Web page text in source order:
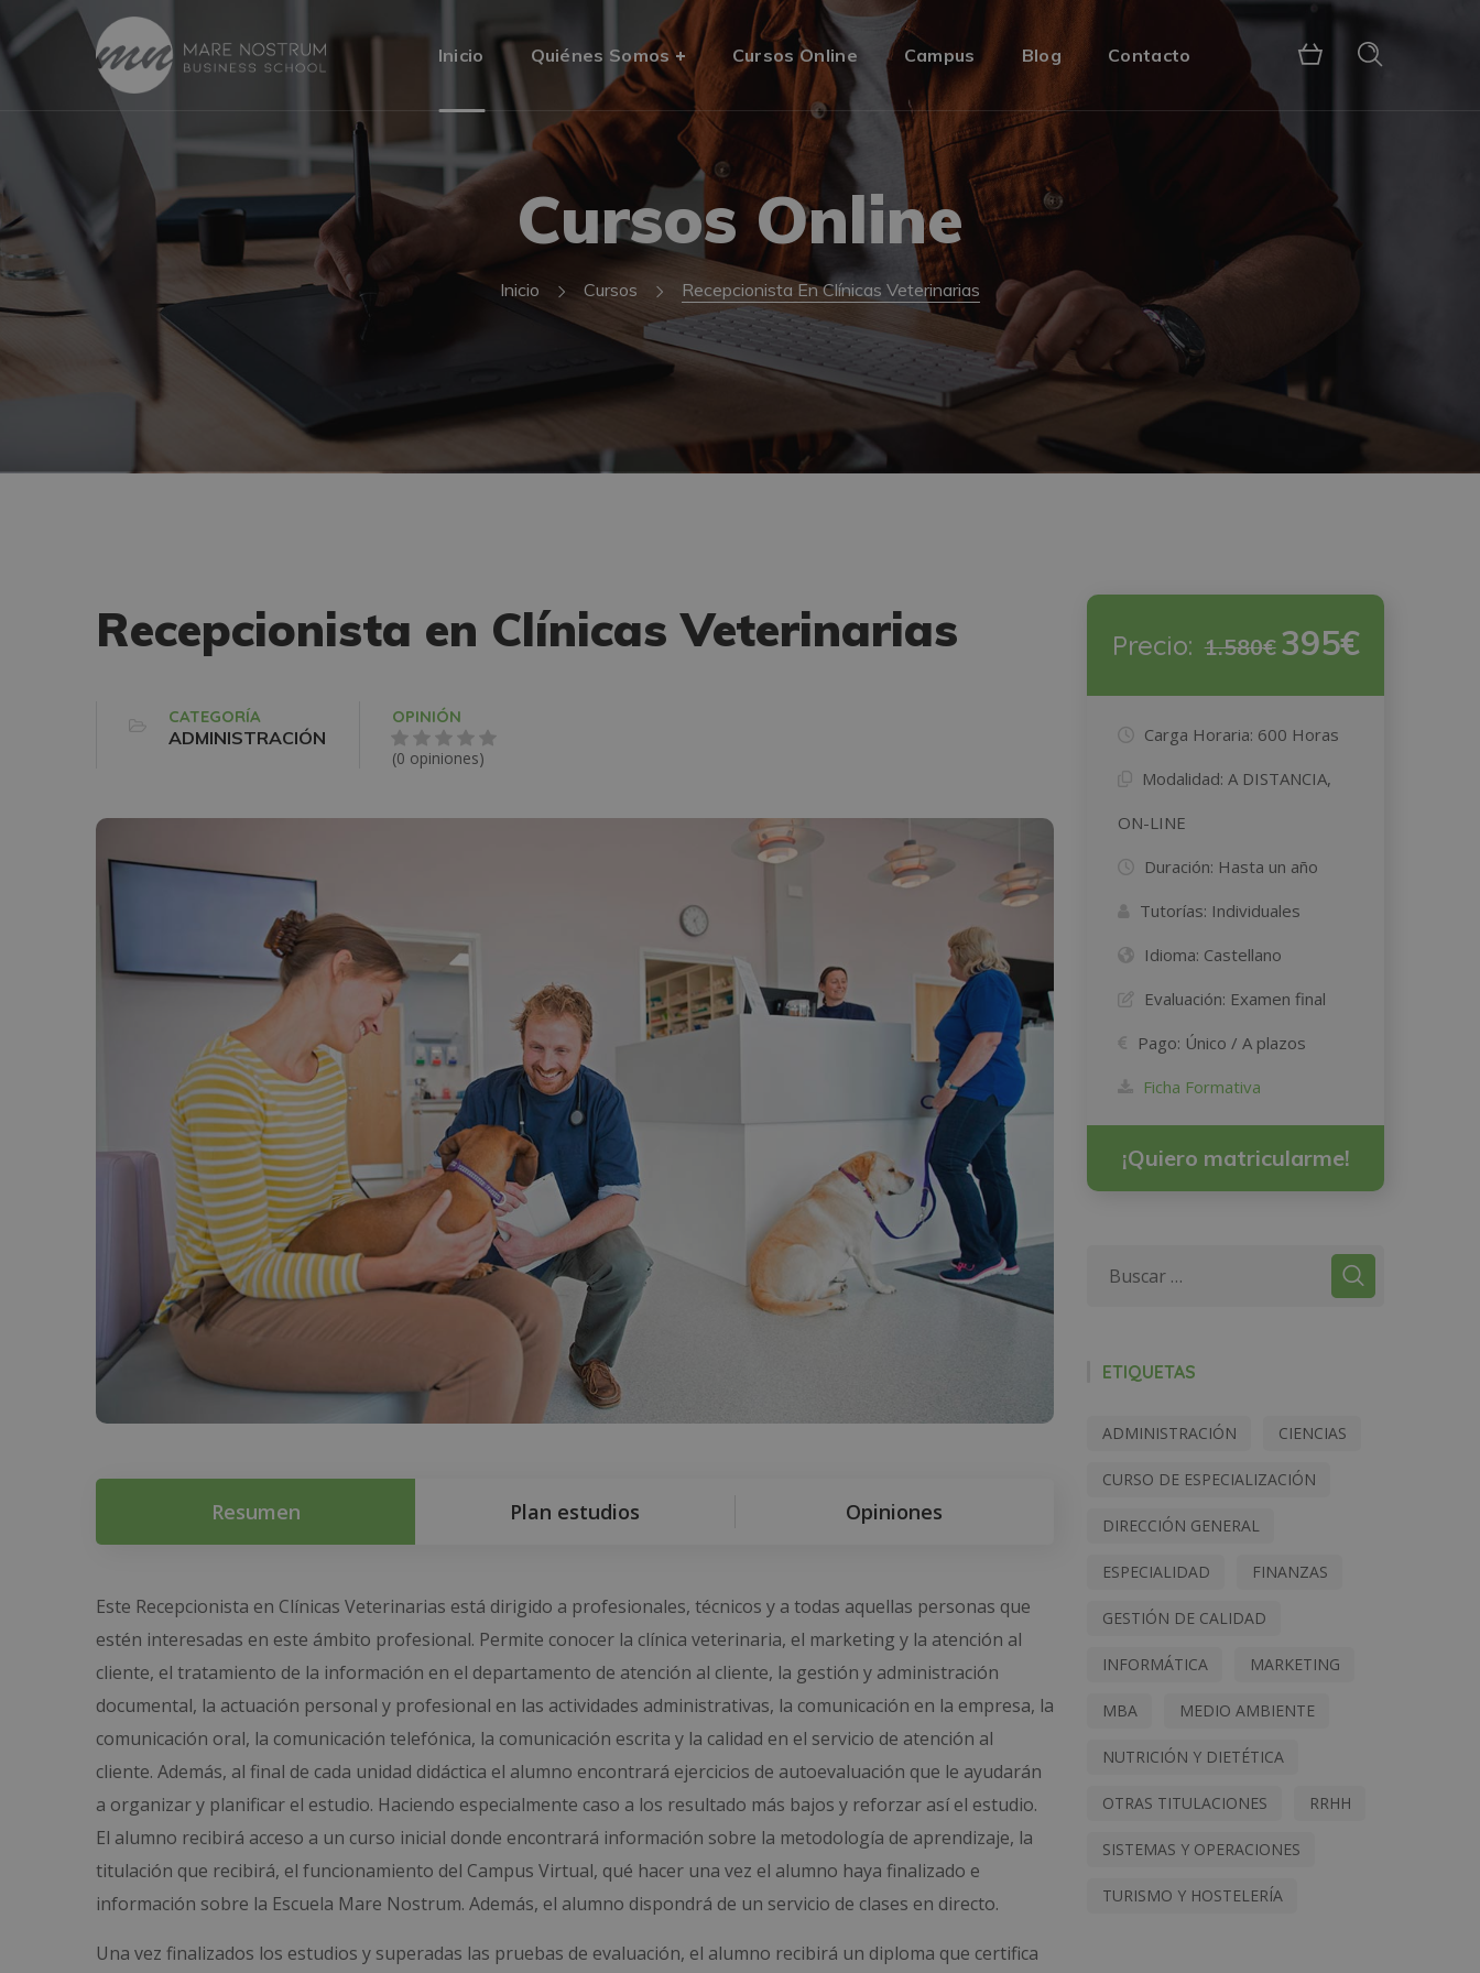
Inicio Quiénes Somos Cursos Online Campus Blog Contacto
Cursos Online
Inicio Cursos Recepcionista En Clínicas Veterinarias
Recepcionista en Clínicas Veterinarias
CATEGORÍA
ADMINISTRACIÓN
OPINIÓN
(0 opiniones)
Resumen Plan estudios Opiniones
Este Recepcionista en Clínicas Veterinarias está dirigido a profesionales, técnicos y a todas aquellas personas que
estén interesadas en este ámbito profesional. Permite conocer la clínica veterinaria, el marketing y la atención al
cliente, el tratamiento de la información en el departamento de atención al cliente, la gestión y administración
documental, la actuación personal y profesional en las actividades administrativas, la comunicación en la empresa, la
comunicación oral, la comunicación telefónica, la comunicación escrita y la calidad en el servicio de atención al
cliente. Además, al final de cada unidad didáctica el alumno encontrará ejercicios de autoevaluación que le ayudarán
a organizar y planificar el estudio. Haciendo especialmente caso a los resultado más bajos y reforzar así el estudio.
El alumno recibirá acceso a un curso inicial donde encontrará información sobre la metodología de aprendizaje, la
titulación que recibirá, el funcionamiento del Campus Virtual, qué hacer una vez el alumno haya finalizado e
información sobre la Escuela Mare Nostrum. Además, el alumno dispondrá de un servicio de clases en directo.
Una vez finalizados los estudios y superadas las pruebas de evaluación, el alumno recibirá un diploma que certifica
Precio: 1.580€ 395€
Carga Horaria: 600 Horas
Modalidad: A DISTANCIA,
ON-LINE
Duración: Hasta un año
Tutorías: Individuales
Idioma: Castellano
Evaluación: Examen final
Pago: Único / A plazos
Ficha Formativa
¡Quiero matricularme!
ETIQUETAS
ADMINISTRACIÓN CIENCIAS
CURSO DE ESPECIALIZACIÓN
DIRECCIÓN GENERAL
ESPECIALIDAD FINANZAS
GESTIÓN DE CALIDAD
INFORMÁTICA MARKETING
MBA MEDIO AMBIENTE
NUTRICIÓN Y DIETÉTICA
OTRAS TITULACIONES RRHH
SISTEMAS Y OPERACIONES
TURISMO Y HOSTELERÍA